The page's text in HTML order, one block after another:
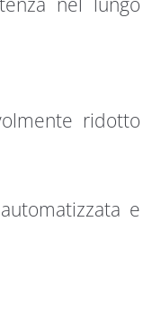
ridotto
e